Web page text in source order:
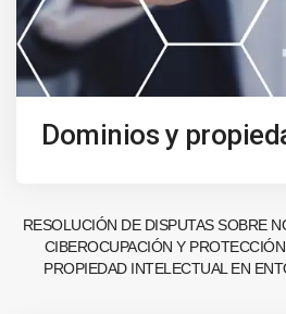
Dominios y
RESOLUCIÓN DE DISPUTAS SOBRE
CIBEROCUPACIÓN Y
PROPIEDAD INTELECTUAL EN